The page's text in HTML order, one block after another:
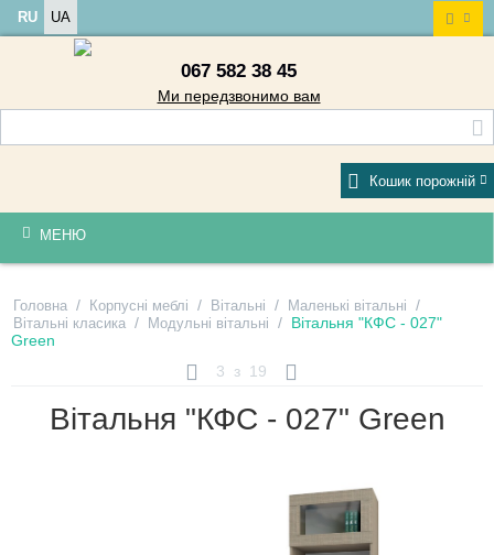
RU UA
067 582 38 45
Ми передзвонимо вам
Кошик порожній
МЕНЮ
Головна / Корпусні меблі / Вітальні / Маленькі вітальні /
Вітальні класика / Модульні вітальні / Вітальня "КФС - 027"
Green
3
з 19
Вітальня "КФС - 027" Green